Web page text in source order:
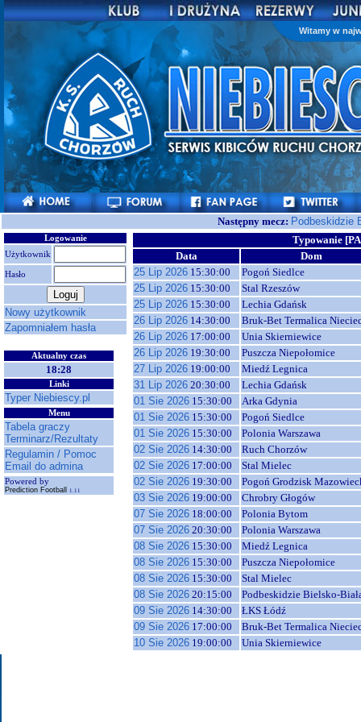
Witamy w
Następny mecz: Podbeskidzie
Logowanie
Użytkownik
Hasło
Nowy użytkownik
Zapomniałem hasła
Aktualny czas
18:28
Linki
Typer Niebiescy.pl
Menu
Tabela graczy
Terminarz/Rezultaty
Regulamin / Pomoc
Email do admina
Powered by
Prediction Football 1.11
Typowanie
Data
Dom
25 Lip 2026 15:30:00
Pogoń Siedlce
25 Lip 2026 15:30:00
Stal Rzeszów
25 Lip 2026 15:30:00
Lechia Gdańsk
26 Lip 2026 14:30:00
Bruk-Bet Termalica
26 Lip 2026 17:00:00
Unia Skierniewice
26 Lip 2026 19:30:00
Puszcza Niepołomice
27 Lip 2026 19:00:00
Miedź Legnica
31 Lip 2026 20:30:00
Lechia Gdańsk
01 Sie 2026 15:30:00
Arka Gdynia
01 Sie 2026 15:30:00
Pogoń Siedlce
01 Sie 2026 15:30:00
Polonia Warszawa
02 Sie 2026 14:30:00
Ruch Chorzów
02 Sie 2026 17:00:00
Stal Mielec
02 Sie 2026 19:30:00
Pogoń Grodzisk
03 Sie 2026 19:00:00
Chrobry Głogów
07 Sie 2026 18:00:00
Polonia Bytom
07 Sie 2026 20:30:00
Polonia Warszawa
08 Sie 2026 15:30:00
Miedź Legnica
08 Sie 2026 15:30:00
Puszcza Niepołomice
08 Sie 2026 15:30:00
Stal Mielec
08 Sie 2026 20:15:00
Podbeskidzie Bielsko-
09 Sie 2026 14:30:00
ŁKS Łódź
09 Sie 2026 17:00:00
Bruk-Bet Termalica
10 Sie 2026 19:00:00 Unia Skierniewice